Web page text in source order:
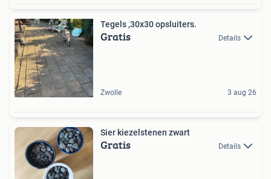
Tegels ,30x30 opsluiters.
Gratis Details
Zwolle 3 aug 26
Sier kiezelstenen zwart
Gratis Details